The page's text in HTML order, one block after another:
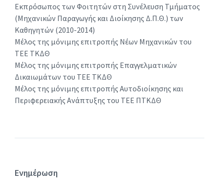
Εκπρόσωπος των Φοιτητών στη Συνέλευση Τμήματος
(Μηχανικών Παραγωγής και Διοίκησης Δ.Π.Θ.) των
Καθηγητών (2010-2014)
Μέλος της μόνιμης επιτροπής Νέων Μηχανικών του
ΤΕΕ ΤΚΔΘ
Μέλος της μόνιμης επιτροπής Επαγγελματικών
Δικαιωμάτων του ΤΕΕ ΤΚΔΘ
Μέλος της μόνιμης επιτροπής Αυτοδιοίκησης και
Περιφερειακής Ανάπτυξης του ΤΕΕ ΠΤΚΔΘ
Ενημέρωση